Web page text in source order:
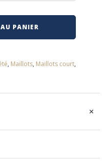
PANIER
, Maillots, Maillots court,
+